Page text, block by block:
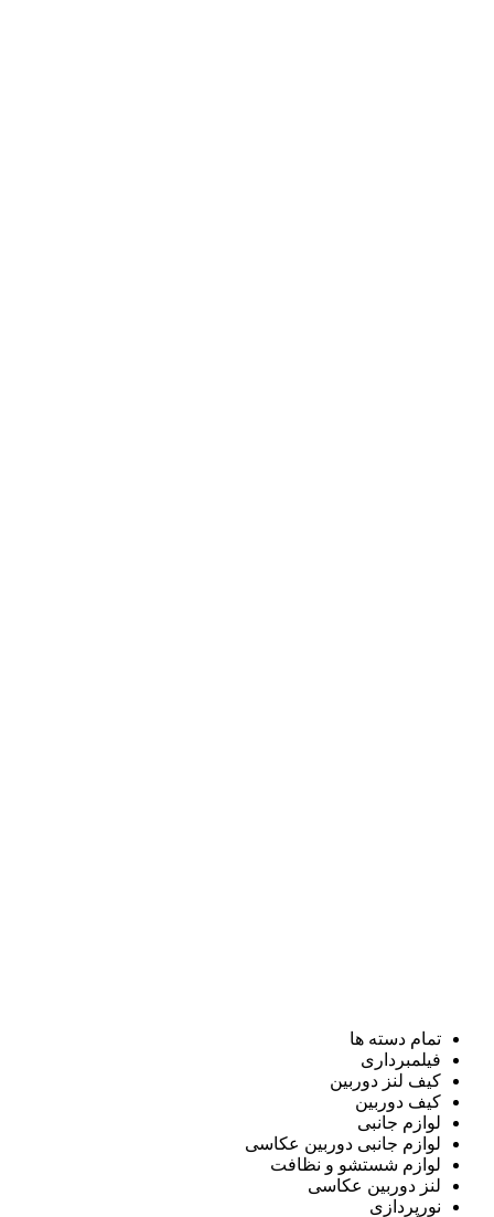
تمام دسته ها
فیلمبرداری
کیف لنز دوربین
کیف دوربین
لوازم جانبی
لوازم جانبی دوربین عکاسی
لوازم شستشو و نظافت
لنز دوربین عکاسی
نورپردازی